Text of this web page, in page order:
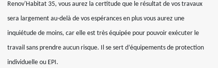
Renov'Habitat 35, vous aurez la certitude que le résultat de vos travaux
sera largement au-delà de vos espérances en plus vous aurez une
inquiétude de moins, car elle est très équipée pour pouvoir exécuter le
travail sans prendre aucun risque. Il se sert d’équipements de protection
individuelle ou EPI.